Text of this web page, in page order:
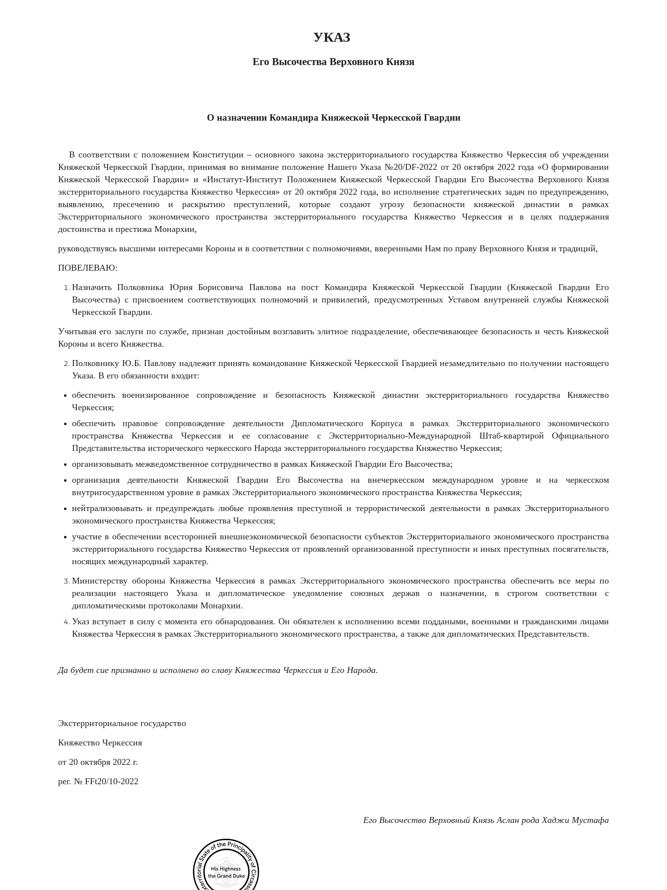
УКАЗ
Его Высочества Верховного Князя
О назначении Командира Княжеской Черкесской Гвардии
В соответствии с положением Конституции – основного закона экстерриториального государства Княжество Черкессия об учреждении
Княжеской Черкесской Гвардии, принимая во внимание положение Нашего Указа №20/DF-2022 от 20 октября 2022 года «О формировании
Княжеской Черкесской Гвардии» и «Инстатут-Институт Положением Княжеской Черкесской Гвардии Его Высочества Верховного Князя
экстерриториального государства Княжество Черкессия» от 20 октября 2022 года, во исполнение стратегических задач по предупреждению,
выявлению, пресечению и раскрытию преступлений, которые создают угрозу безопасности княжеской династии в рамках
Экстерриториального экономического пространства экстерриториального государства Княжество Черкессия и в целях поддержания
достоинства и престижа Монархии,
руководствуясь высшими интересами Короны и в соответствии с полномочиями, вверенными Нам по праву Верховного Князя и традиций,
ПОВЕЛЕВАЮ:
Назначить Полковника Юрия Борисовича Павлова на пост Командира Княжеской Черкесской Гвардии (Княжеской Гвардии Его
Высочества) с присвоением соответствующих полномочий и привилегий, предусмотренных Уставом внутренней службы Княжеской
Черкесской Гвардии.
Учитывая его заслуги по службе, признан достойным возглавить элитное подразделение, обеспечивающее безопасность и честь Княжеской
Короны и всего Княжества.
Полковнику Ю.Б. Павлову надлежит принять командование Княжеской Черкесской Гвардией незамедлительно по получении настоящего
Указа. В его обязанности входит:
обеспечить военизированное сопровождение и безопасность Княжеской династии экстерриториального государства Княжество
Черкессия;
обеспечить правовое сопровождение деятельности Дипломатического Корпуса в рамках Экстерриториального экономического
пространства Княжества Черкессия и ее согласование с Экстерриториально-Международной Штаб-квартирой Официального
Представительства исторического черкесского Народа экстерриториального государства Княжество Черкессия;
организовывать межведомственное сотрудничество в рамках Княжеской Гвардии Его Высочества;
организация деятельности Княжеской Гвардии Его Высочества на внечеркесском международном уровне и на черкесском
внутригосударственном уровне в рамках Экстерриториального экономического пространства Княжества Черкессия;
нейтрализовывать и предупреждать любые проявления преступной и террористической деятельности в рамках Экстерриториального
экономического пространства Княжества Черкессия;
участие в обеспечении всесторонней внешнеэкономической безопасности субъектов Экстерриториального экономического пространства
экстерриториального государства Княжество Черкессия от проявлений организованной преступности и иных преступных посягательств,
носящих международный характер.
Министерству обороны Княжества Черкессия в рамках Экстерриториального экономического пространства обеспечить все меры по
реализации настоящего Указа и дипломатическое уведомление союзных держав о назначении, в строгом соответствии с
дипломатическими протоколами Монархии.
Указ вступает в силу с момента его обнародования. Он обязателен к исполнению всеми поддаными, военными и гражданскими лицами
Княжества Черкессия в рамках Экстерриториального экономического пространства, а также для дипломатических Представительств.
Да будет сие признанно и исполнено во славу Княжества Черкессия и Его Народа.
Экстерриториальное государство
Княжество Черкессия
от 20 октября 2022 г.
рег. № FFt20/10-2022
Его Высочество Верховный Князь Аслан рода Хаджи Мустафа